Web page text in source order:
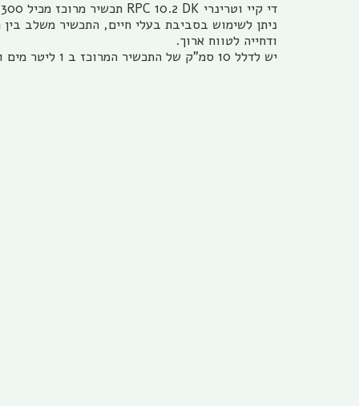
די קיי וטרינרי RPC 10.2 DK תכשיר מרוכז מכיל 300 מ"ל, להדברת פרעושים קרציות זבובים יתושים ועוד זוחלים ומעופפים רבים.
ניתן לשימוש בסביבת בעלי חיים, התכשיר משלב
ודחייה לטווח ארוך.
יש לדלל 10 סמ"ק של התכשיר המרוכז ב 1 ליטר מים ולרסס.